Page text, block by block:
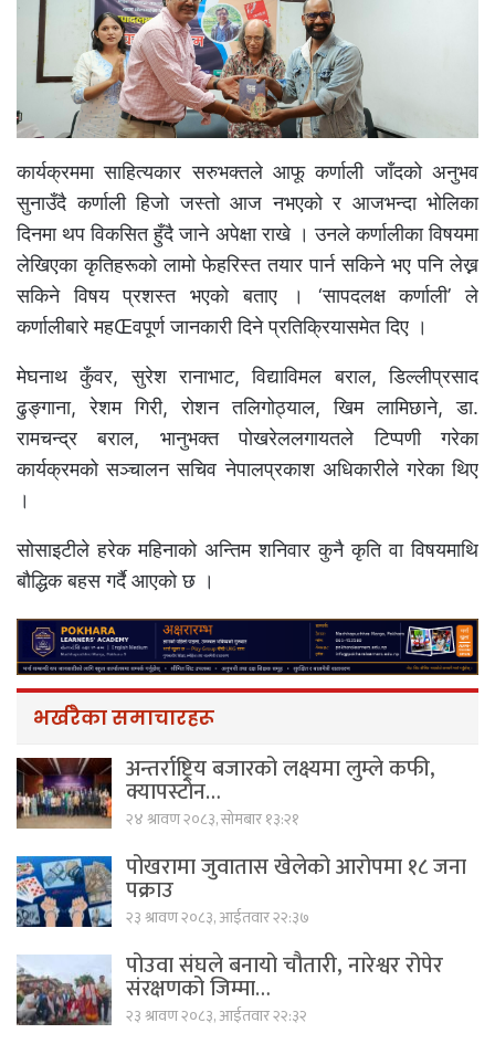
कार्यक्रममा साहित्यकार सरुभक्तले आफू कर्णाली जाँदको अनुभव
सुनाउँदै कर्णाली हिजो जस्तो आज नभएको र आजभन्दा भोलिका
दिनमा थप विकसित हुँदै जाने अपेक्षा राखे । उनले कर्णालीका विषयमा
लेखिएका कृतिहरूको लामो फेहरिस्त तयार पार्न सकिने भए पनि लेख्न
सकिने विषय प्रशस्त भएको बताए । ‘सापदलक्ष कर्णाली’ ले
कर्णालीबारे महŒवपूर्ण जानकारी दिने प्रतिक्रियासमेत दिए ।
मेघनाथ कुँवर, सुरेश रानाभाट, विद्याविमल बराल, डिल्लीप्रसाद
ढुङ्गाना, रेशम गिरी, रोशन तलिगोठ्याल, खिम लामिछाने, डा.
रामचन्द्र बराल, भानुभक्त पोखरेललगायतले टिप्पणी गरेका
कार्यक्रमको सञ्चालन सचिव नेपालप्रकाश अधिकारीले गरेका थिए
।
सोसाइटीले हरेक महिनाको अन्तिम शनिवार कुनै कृति वा विषयमाथि
बौद्धिक बहस गर्दै आएको छ ।
भर्खरैका समाचारहरू
अन्तर्राष्ट्रिय बजारको लक्ष्यमा लुम्ले कफी,
क्यापस्टोन…
२४ श्रावण २०८३, सोमबार १३:२१
पोखरामा जुवातास खेलेको आरोपमा १८ जना
पक्राउ
२३ श्रावण २०८३, आईतवार २२:३७
पोउवा संघले बनायो चौतारी, नारेश्वर रोपेर
संरक्षणको जिम्मा…
२३ श्रावण २०८३, आईतवार २२:३२